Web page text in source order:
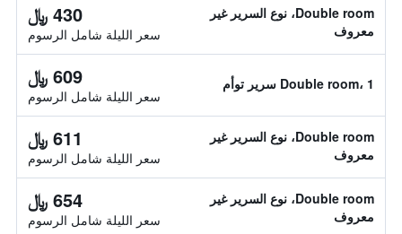
Double room، نوع السرير غير
معروف
430 ﷼
سعر الليلة شامل الرسوم
Double room، 1 سرير توأم 609 ﷼
سعر الليلة شامل الرسوم
Double room، نوع السرير غير
معروف
611 ﷼
سعر الليلة شامل الرسوم
Double room، نوع السرير غير
معروف
654 ﷼
سعر الليلة شامل الرسوم